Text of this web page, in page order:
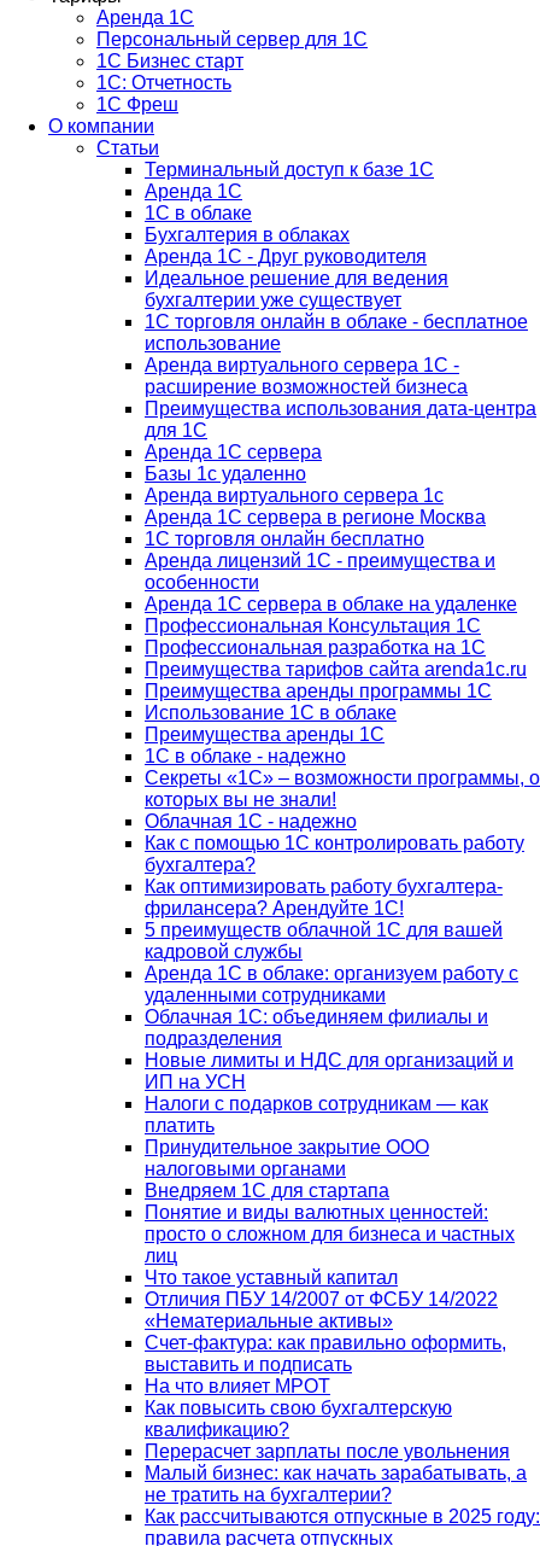
Аренда 1С
Персональный сервер для 1С
1С Бизнес старт
1С: Отчетность
1C Фреш
О компании
Статьи
Терминальный доступ к базе 1С
Аренда 1С
1С в облаке
Бухгалтерия в облаках
Аренда 1С - Друг руководителя
Идеальное решение для ведения
бухгалтерии уже существует
1С торговля онлайн в облаке - бесплатное
использование
Аренда виртуального сервера 1С -
расширение возможностей бизнеса
Преимущества использования дата-центра
для 1С
Аренда 1С сервера
Базы 1с удаленно
Аренда виртуального сервера 1с
Аренда 1С сервера в регионе Москва
1С торговля онлайн бесплатно
Аренда лицензий 1С - преимущества и
особенности
Аренда 1С сервера в облаке на удаленке
Профессиональная Консультация 1С
Профессиональная разработка на 1С
Преимущества тарифов сайта arenda1c.ru
Преимущества аренды программы 1С
Использование 1С в облаке
Преимущества аренды 1С
1С в облаке - надежно
Секреты «1С» – возможности программы, о
которых вы не знали!
Облачная 1С - надежно
Как с помощью 1С контролировать работу
бухгалтера?
Как оптимизировать работу бухгалтера-
фрилансера? Арендуйте 1С!
5 преимуществ облачной 1С для вашей
кадровой службы
Аренда 1С в облаке: организуем работу с
удаленными сотрудниками
Облачная 1С: объединяем филиалы и
подразделения
Новые лимиты и НДС для организаций и
ИП на УСН
Налоги с подарков сотрудникам — как
платить
Принудительное закрытие ООО
налоговыми органами
Внедряем 1С для стартапа
Понятие и виды валютных ценностей:
просто о сложном для бизнеса и частных
лиц
Что такое уставный капитал
Отличия ПБУ 14/2007 от ФСБУ 14/2022
«Нематериальные активы»
Счет-фактура: как правильно оформить,
выставить и подписать
На что влияет МРОТ
Как повысить свою бухгалтерскую
квалификацию?
Перерасчет зарплаты после увольнения
Малый бизнес: как начать зарабатывать, а
не тратить на бухгалтерии?
Как рассчитываются отпускные в 2025 году:
правила расчета отпускных